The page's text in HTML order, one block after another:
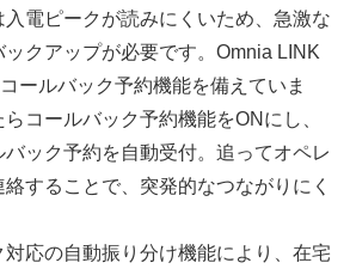
電ピークが読みにくいため、急激な
クアップが必要です。Omnia LINK
ールバック予約機能を備えていま
コールバック予約機能をONにし、
ック予約を自動受付。追ってオペレ
することで、突発的なつながりにく
対応の自動振り分け機能により、在宅